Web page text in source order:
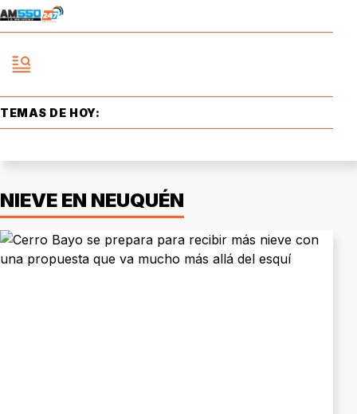
TEMAS DE HOY:
NIEVE EN NEUQUÉN